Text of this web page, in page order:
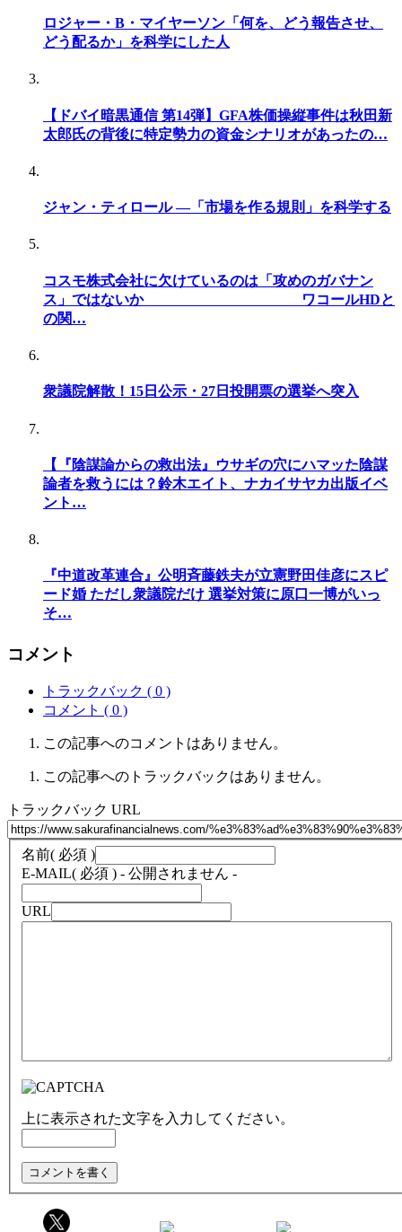
ロジャー・B・マイヤーソン「何を、どう報告させ、
どう配るか」を科学にした人
【ドバイ暗黒通信 第14弾】GFA株価操縦事件は秋田新
太郎氏の背後に特定勢力の資金シナリオがあったの…
ジャン・ティロール —「市場を作る規則」を科学する
コスモ株式会社に欠けているのは「攻めのガバナン
ス」ではないか ワコールHDと
の関…
衆議院解散！15日公示・27日投開票の選挙へ突入
【『陰謀論からの救出法』ウサギの穴にハマッた陰謀
論者を救うには？鈴木エイト、ナカイサヤカ出版イベ
ント…
『中道改革連合』公明斉藤鉄夫が立憲野田佳彦にスピ
ード婚 ただし衆議院だけ 選挙対策に原口一博がいっ
そ…
コメント
トラックバック ( 0 )
コメント ( 0 )
この記事へのコメントはありません。
この記事へのトラックバックはありません。
トラックバック URL
名前( 必須 )
E-MAIL( 必須 ) - 公開されません -
URL
上に表示された文字を入力してください。